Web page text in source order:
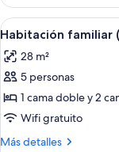
Children)
familiar
(2
Adults
2
Children)
Ver
todas
las
fotos
de
Habitación
familiar
5
Habitación familiar
28 m²
5 personas
1 cama doble y 2
Wifi gratuito
Más detalles
Más